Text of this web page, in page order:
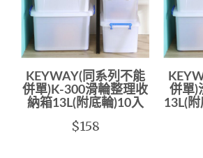
KEYWAY(同系列不能
併單)K-300滑輪整理收
納箱13L(附底輪)10入
$158
併單)
13L(